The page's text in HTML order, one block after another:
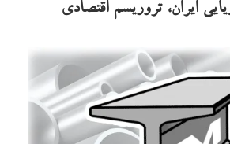
ایران، تروریسم اقتصادی